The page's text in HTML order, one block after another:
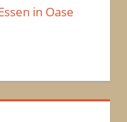
in Oase